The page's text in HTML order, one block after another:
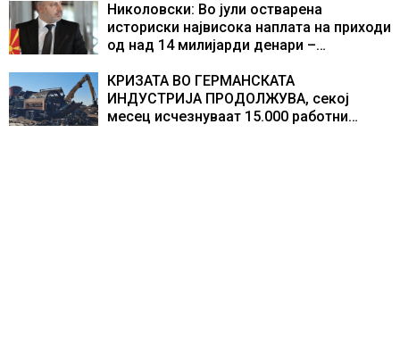
центри за податоци
Николовски: Во јули остварена
историски највисока наплата на приходи
од над 14 милијарди денари –
резултати
КРИЗАТА ВО ГЕРМАНСКАТА
ИНДУСТРИЈА ПРОДОЛЖУВА, секој
месец исчезнуваат 15.000 работни